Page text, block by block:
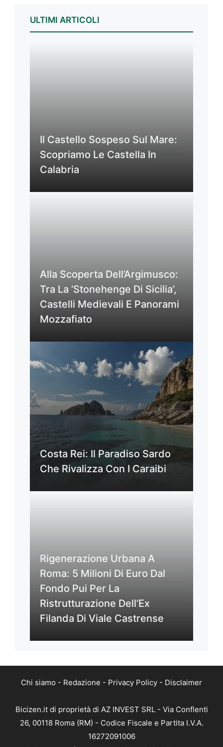
ULTIMI ARTICOLI
Il Castello Sospeso Sul Mare:
Scopriamo Le Castella In
Calabria
Alla Scoperta Dell’Argimusco:
Tra La ‘Stonehenge Di Sicilia’,
Castelli Medievali E Panorami
Mozzafiato
Costa Rei: Il Paradiso Sardo
Che Rivalizza Con I Caraibi
Rigenerazione Urbana A
Roma: 5 Milioni Di Euro Dal
Fondo Pui Per La
Ristrutturazione Dell’Ex
Filanda Di Viale Castrense
Chi siamo - Redazione - Privacy Policy - Disclaimer
Bicizen.it di proprietà di AZ INVEST SRL - Via Conflenti
26, 00118 Roma (RM) - Codice Fiscale e Partita I.V.A.
16272091006